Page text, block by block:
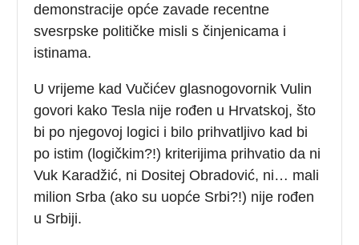
demonstracije opće zavade recentne
svesrpske političke misli s činjenicama i
istinama.
U vrijeme kad Vučićev glasnogovornik Vulin
govori kako Tesla nije rođen u Hrvatskoj, što
bi po njegovoj logici i bilo prihvatljivo kad bi
po istim (logičkim?!) kriterijima prihvatio da ni
Vuk Karadžić, ni Dositej Obradović, ni… mali
milion Srba (ako su uopće Srbi?!) nije rođen
u Srbiji.